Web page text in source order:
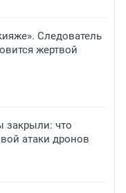
Следователь
жертвой
закрыли: что
атаки дронов